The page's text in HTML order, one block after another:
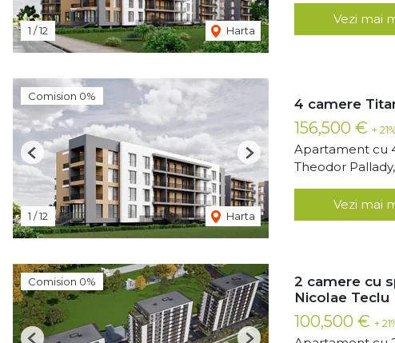
1 /12 Harta
Vezi mai
Comision 0%
1 /12 Harta
Previous Next
4 camere
156,500 € +
Apartament cu
Theodor
Vezi mai
Comision 0%
2 camere cu
Nicolae Teclu
100,500 € +